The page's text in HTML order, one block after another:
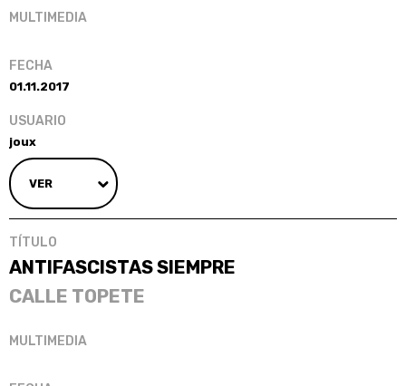
VER
01.11.2017
joux
ANTIFASCISTAS SIEMPRE
CALLE TOPETE